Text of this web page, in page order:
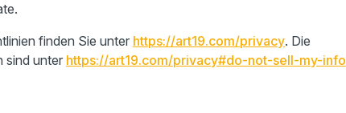
finden Sie unter https://art19.com/privacy. Die
sind unter https://art19.com/privacy#do-not-sell-my-info